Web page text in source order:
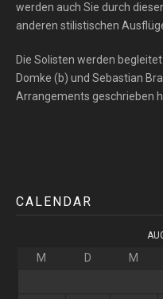
werden auch Sie durch
anderen stilistischen
Die Solisten werden
Domke (b) und Sebastian
Arrangements geschrieben
CALENDAR
M D M